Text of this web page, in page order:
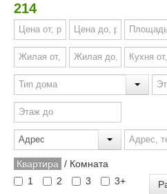
214
Квартира / Комната
1
2 3 3+